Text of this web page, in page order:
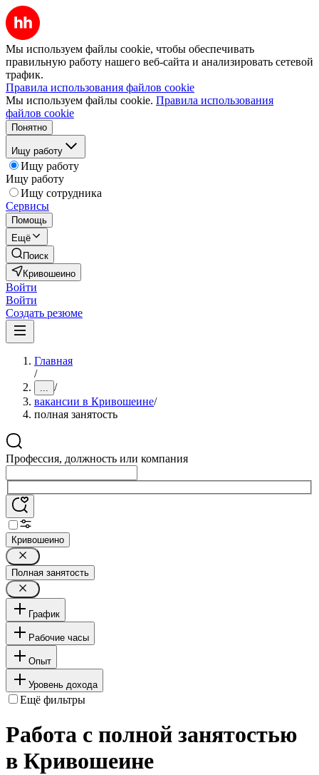
Мы используем файлы cookie, чтобы обеспечивать
правильную работу нашего веб-сайта и анализировать сетевой
трафик.
Правила использования файлов cookie
Мы используем файлы cookie. Правила использования
файлов cookie
Понятно
Ищу работу
Ищу работу
Ищу работу
Ищу сотрудника
Сервисы
Помощь
Ещё
Поиск
Кривошеино
Войти
Войти
Создать резюме
Главная
/
... /
вакансии в Кривошеине/
полная занятость
Профессия, должность или компания
Кривошеино
Полная занятость
График
Рабочие часы
Опыт
Уровень дохода
Ещё фильтры
Работа с полной занятостью
в Кривошеине